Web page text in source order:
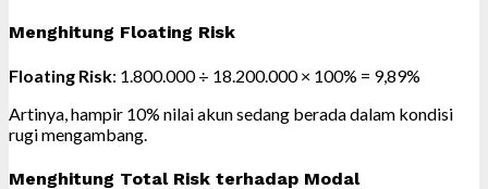
Menghitung Floating Risk
Floating Risk: 1.800.000 ÷ 18.200.000 × 100% = 9,89%
Artinya, hampir 10% nilai akun sedang berada dalam kondisi
rugi mengambang.
Menghitung Total Risk terhadap Modal